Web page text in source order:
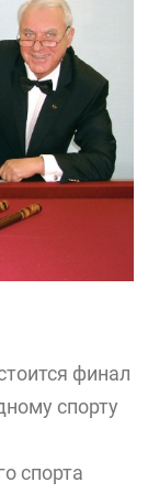
финал
спорту
спорта